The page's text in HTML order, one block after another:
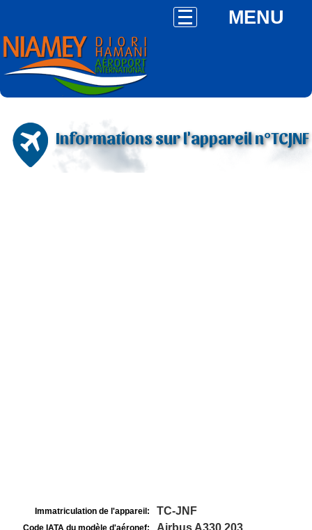
MENU
Informations sur l'appareil n°TCJNF
Immatriculation de l'appareil: TC-JNF
Code IATA du modèle d'aéronef: Airbus A330 203